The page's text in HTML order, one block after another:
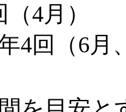
4月）
4回（6月